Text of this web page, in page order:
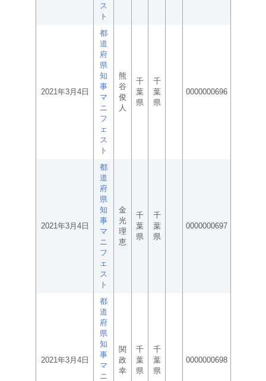
ス
ト
2021年3月4日
都
道
府
県
知
事
マ
ニ
フ
ェ
ス
ト
熊
谷
俊
人
千
葉
県
千
葉
県
0000000696
2021年3月4日
都
道
府
県
知
事
マ
ニ
フ
ェ
ス
ト
金
光
理
恵
千
葉
県
千
葉
県
0000000697
2021年3月4日
都
道
府
県
知
事
マ
ニ
関
政
幸
千
葉
県
千
葉
県
0000000698